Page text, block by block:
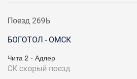
Поезд 269Ь
БОГОТОЛ - ОМСК
Чита 2 - Адлер
СК скорый поезд